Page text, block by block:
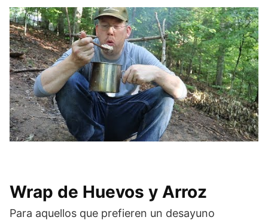
Wrap de Huevos y Arroz
Para aquellos que prefieren un desayuno